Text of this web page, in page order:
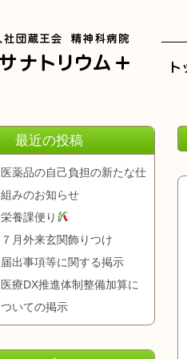
最近の投稿
医薬品の自己負担の新たな仕
組みのお知らせ
栄養課便り
７月外来玄関飾りつけ
届出事項等に関する掲示
医療DX推進体制整備加算に
ついての掲示